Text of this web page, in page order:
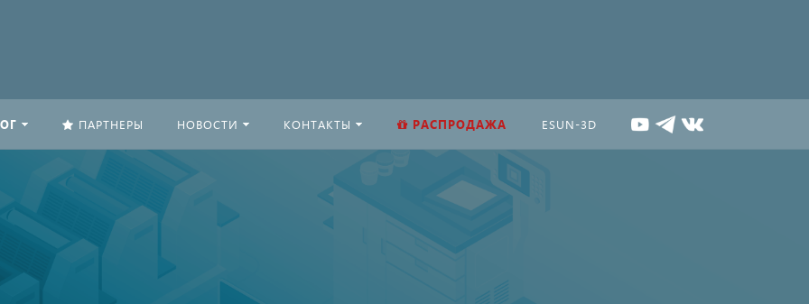
ПАРТНЕРЫ НОВОСТИ КОНТАКТЫ РАСПРОДАЖА ESUN-3D